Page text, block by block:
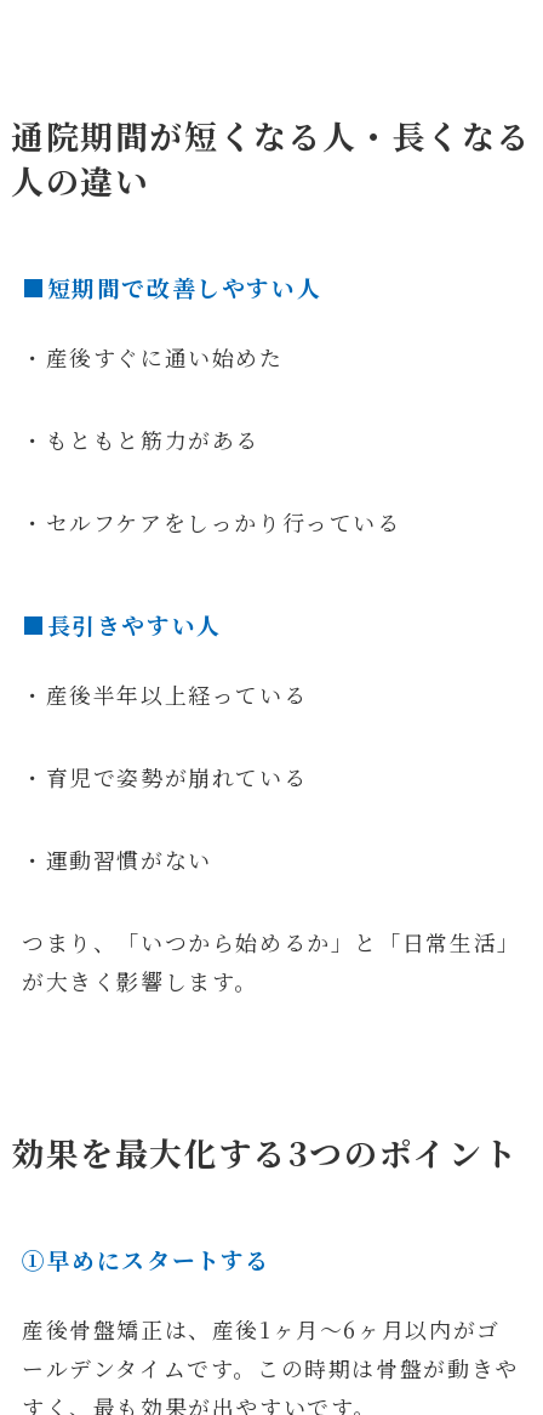
通院期間が短くなる人・長くなる
人の違い
■短期間で改善しやすい人
・産後すぐに通い始めた
・もともと筋力がある
・セルフケアをしっかり行っている
■長引きやすい人
・産後半年以上経っている
・育児で姿勢が崩れている
・運動習慣がない
つまり、「いつから始めるか」と「日常生活」
が大きく影響します。
効果を最大化する3つのポイント
①早めにスタートする
産後骨盤矯正は、産後1ヶ月〜6ヶ月以内がゴ
ールデンタイムです。この時期は骨盤が動きや
すく、最も効果が出やすいです。